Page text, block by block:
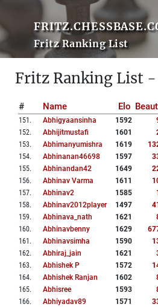
Fritz Ranking List
Fritz Ranking List -
# Name Elo
151 . Abhigyaansinha 1592
152. Abhijitmustafi 1601
153. Abhimanyumishra 1619
154. Abhinanan46698 1597
155. Abhinandan42 1649
156. Abhinav Varma 1611
157. Abhinav2 1585 1
158. Abhinav2012player 1497 41
159. Abhinava_nath 1621
160. Abhinavbenny 1629
161 . Abhinavsimha 1590
162. Abhiraj_jain 1621
163. Abhishek P 1572
164. Abhishek Ranjan 1602
165. Abhisree 1593
166. Abhiyadav89 1571